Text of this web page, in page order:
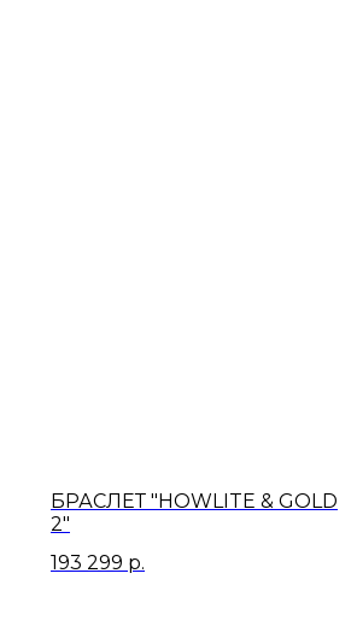
БРАСЛЕТ "HOWLITE & GOLD
2"
193 299 р.